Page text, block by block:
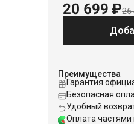
20 699 ₽26
Преимущества
Гарантия
Безопасная
Удобный
Оплата частями